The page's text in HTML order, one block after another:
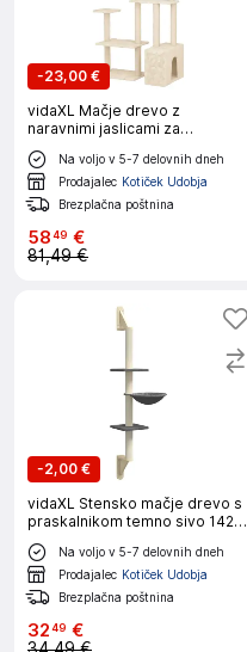
-23,00 €
vidaXL Mačje drevo z
naravnimi jaslicami za
praskanje Krem 177,5 cm
Na voljo v 5-7 delovnih dneh
Prodajalec Kotiček Udobja
Brezplačna poštnina
5849 €
81,49 €
-2,00 €
vidaXL Stensko mačje drevo s
praskalnikom temno sivo 142,5
cm
Na voljo v 5-7 delovnih dneh
Prodajalec Kotiček Udobja
Brezplačna poštnina
3249 €